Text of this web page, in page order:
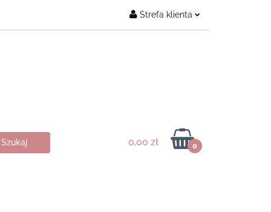
Strefa klienta
0,00 zł 0